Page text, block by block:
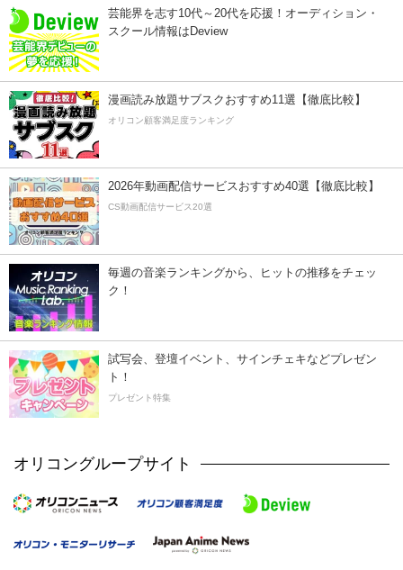
芸能界を志す10代～20代を応援！オーディション・
スクール情報はDeview
漫画読み放題サブスクおすすめ11選【徹底比較】
オリコン顧客満足度ランキング
2026年動画配信サービスおすすめ40選【徹底比較】
CS動画配信サービス20選
毎週の音楽ランキングから、ヒットの推移をチェッ
ク！
試写会、登壇イベント、サインチェキなどプレゼン
ト！
プレゼント特集
オリコングループサイト